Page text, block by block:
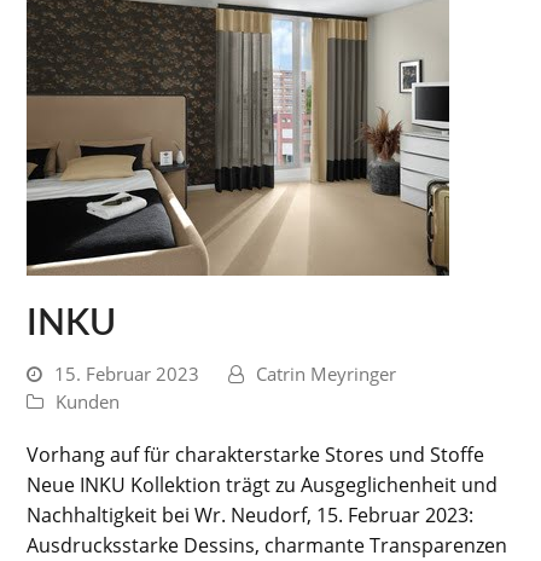
INKU
15. Februar 2023
Catrin Meyringer
Kunden
Vorhang auf für charakterstarke Stores und Stoffe
Neue INKU Kollektion trägt zu Ausgeglichenheit und
Nachhaltigkeit bei Wr. Neudorf, 15. Februar 2023:
Ausdrucksstarke Dessins, charmante Transparenzen